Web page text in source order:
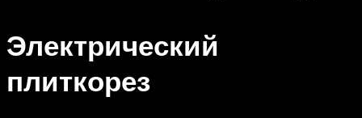
Электрический
плиткорез